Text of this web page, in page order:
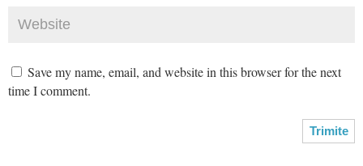
Save my name, email, and website in this browser for the next
time I comment.